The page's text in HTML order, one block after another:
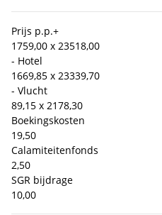
Prijs p.p.+
1759,00 x 23518,00
- Hotel
1669,85 x 23339,70
- Vlucht
89,15 x 2178,30
Boekingskosten
19,50
Calamiteitenfonds
2,50
SGR bijdrage
10,00